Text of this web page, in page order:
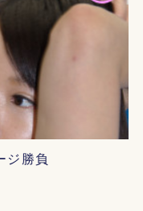
ジ勝負